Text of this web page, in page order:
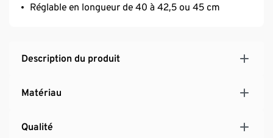
Réglable en longueur de 40 à 42,5 ou 45 cm
Description du produit
Matériau
Qualité